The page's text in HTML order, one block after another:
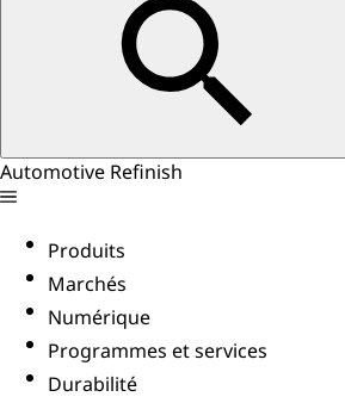
Automotive Refinish
Produits
Marchés
Numérique
Programmes et services
Durabilité